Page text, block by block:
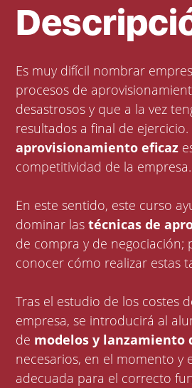
Es muy difícil nombrar
procesos de
desastrosos y que a la vez
resultados a final de
aprovisionamiento eficaz
competitividad de la empresa.
En este sentido, este curso
dominar lastécnicas de
de compra y de negociación;
conocer cómo realizar estas
Tras el estudio de los costes
empresa, se introducirá al
de modelos y lanzamiento
necesarios, en el momento y
adecuada para el correcto